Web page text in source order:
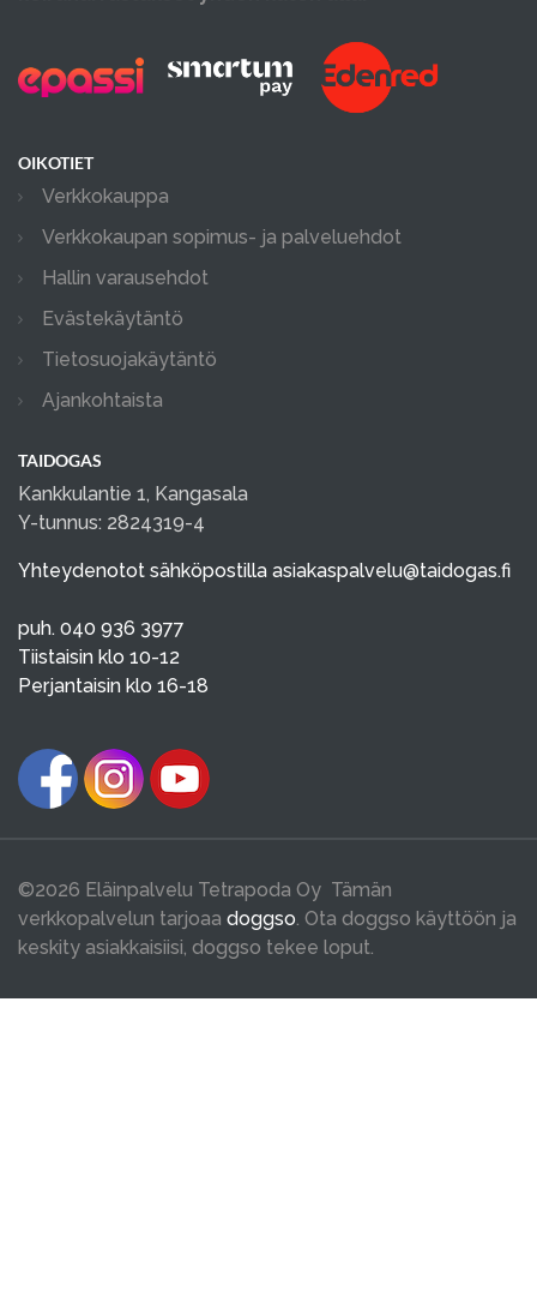
OIKOTIET
Verkkokauppa
Verkkokaupan sopimus- ja palveluehdot
Hallin varausehdot
Evästekäytäntö
Tietosuojakäytäntö
Ajankohtaista
TAIDOGAS
Kankkulantie 1, Kangasala
Y-tunnus: 2824319-4
Yhteydenotot sähköpostilla asiakaspalvelu@taidogas.fi
puh. 040 936 3977
Tiistaisin klo 10-12
Perjantaisin klo 16-18
©2026 Eläinpalvelu Tetrapoda Oy Tämän
verkkopalvelun tarjoaa doggso. Ota doggso käyttöön ja
keskity asiakkaisiisi, doggso tekee loput.